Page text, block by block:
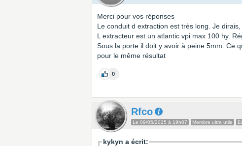
Merci pour vos réponses
Le conduit d extraction est très long. Je
L extracteur est un atlantic vpi max 100 hy.
Sous la porte il doit y avoir à peine 5mm. Ce
pour le même résultat
0
Rfco
Le 09/05/2025 à 19h07 Membre ultra utile
kykyn a écrit: